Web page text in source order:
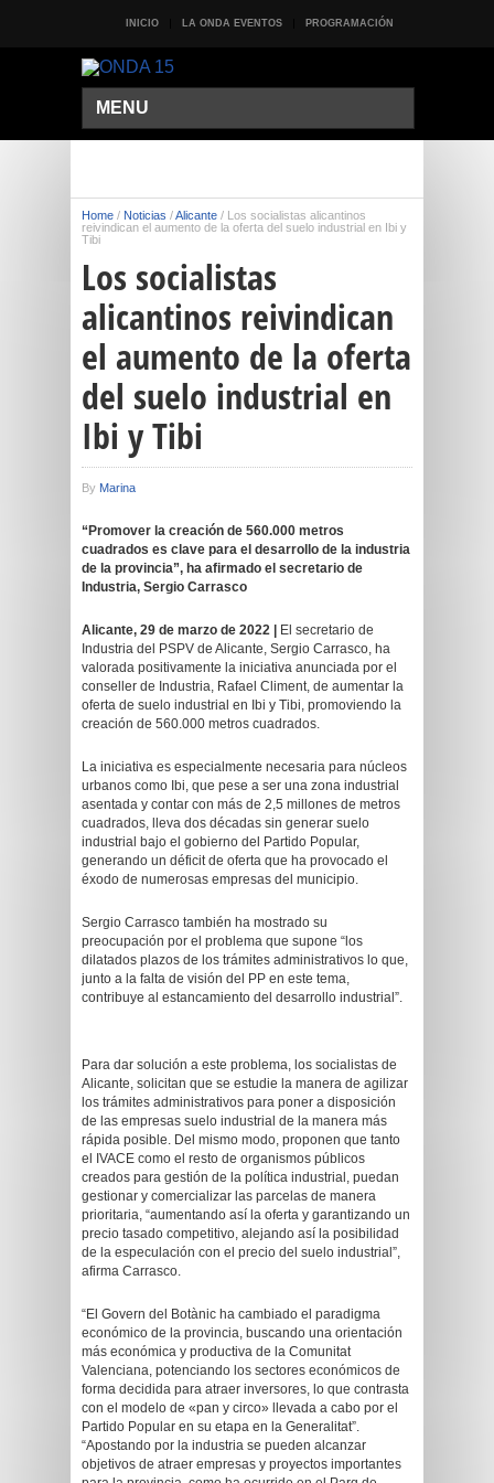
INICIO LA ONDA EVENTOS PROGRAMACIÓN
MENU
Home / Noticias /Alicante / Los socialistas alicantinos
reivindican el aumento de la oferta del suelo industrial en Ibi y
Tibi
Los socialistas
alicantinos reivindican
el aumento de la oferta
del suelo industrial en
Ibi y Tibi
By Marina
“Promover la creación de 560.000 metros
cuadrados es clave para el desarrollo de la industria
de la provincia”, ha afirmado el secretario de
Industria, Sergio Carrasco
Alicante, 29 de marzo de 2022 |
El secretario de
Industria del PSPV de Alicante, Sergio Carrasco, ha
valorada positivamente la iniciativa anunciada por el
conseller de Industria, Rafael Climent, de aumentar la
oferta de suelo industrial en Ibi y Tibi, promoviendo la
creación de 560.000 metros cuadrados.
La iniciativa es especialmente necesaria para núcleos
urbanos como Ibi, que pese a ser una zona industrial
asentada y contar con más de 2,5 millones de metros
cuadrados, lleva dos décadas sin generar suelo
industrial bajo el gobierno del Partido Popular,
generando un déficit de oferta que ha provocado el
éxodo de numerosas empresas del municipio.
Sergio Carrasco también ha mostrado su
preocupación por el problema que supone “los
dilatados plazos de los trámites administrativos lo que,
junto a la falta de visión del PP en este tema,
contribuye al estancamiento del desarrollo industrial”.
Para dar solución a este problema, los socialistas de
Alicante, solicitan que se estudie la manera de agilizar
los trámites administrativos para poner a disposición
de las empresas suelo industrial de la manera más
rápida posible. Del mismo modo, proponen que tanto
el IVACE como el resto de organismos públicos
creados para gestión de la política industrial, puedan
gestionar y comercializar las parcelas de manera
prioritaria, “aumentando así la oferta y garantizando un
precio tasado competitivo, alejando así la posibilidad
de la especulación con el precio del suelo industrial”,
afirma Carrasco.
“El Govern del Botànic ha cambiado el paradigma
económico de la provincia, buscando una orientación
más económica y productiva de la Comunitat
Valenciana, potenciando los sectores económicos de
forma decidida para atraer inversores, lo que contrasta
con el modelo de «pan y circo» llevada a cabo por el
Partido Popular en su etapa en la Generalitat”.
“Apostando por la industria se pueden alcanzar
objetivos de atraer empresas y proyectos importantes